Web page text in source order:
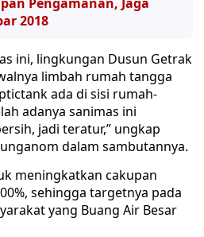
2018
ini, lingkungan Dusun Getrak
limbah rumah tangga
ada di sisi rumah-
adanya sanimas ini
jadi teratur,” ungkap
dalam sambutannya.
meningkatkan cakupan
sehingga targetnya pada
yang Buang Air Besar